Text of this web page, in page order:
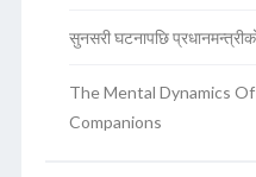
सुनसरी घटनापछि
The Mental Dynamics
Companions